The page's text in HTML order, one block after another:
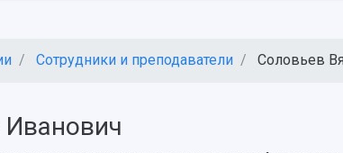
Сотрудники и преподаватели Соловьев
Иванович